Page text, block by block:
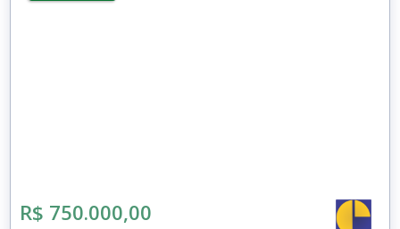
R$ 750.000,00